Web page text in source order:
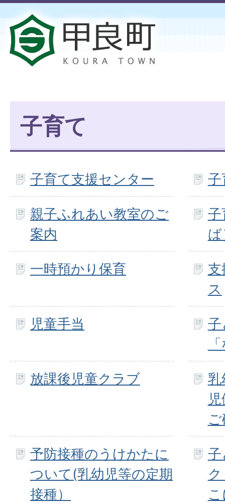
子育て
子育て支援センター 子
親子ふれあい教室のご
案内
子
一時預かり保育
ス
児童手当
子
放課後児童クラブ
乳
予防接種のうけかたに
ついて(乳幼児等の定期
接種）
子